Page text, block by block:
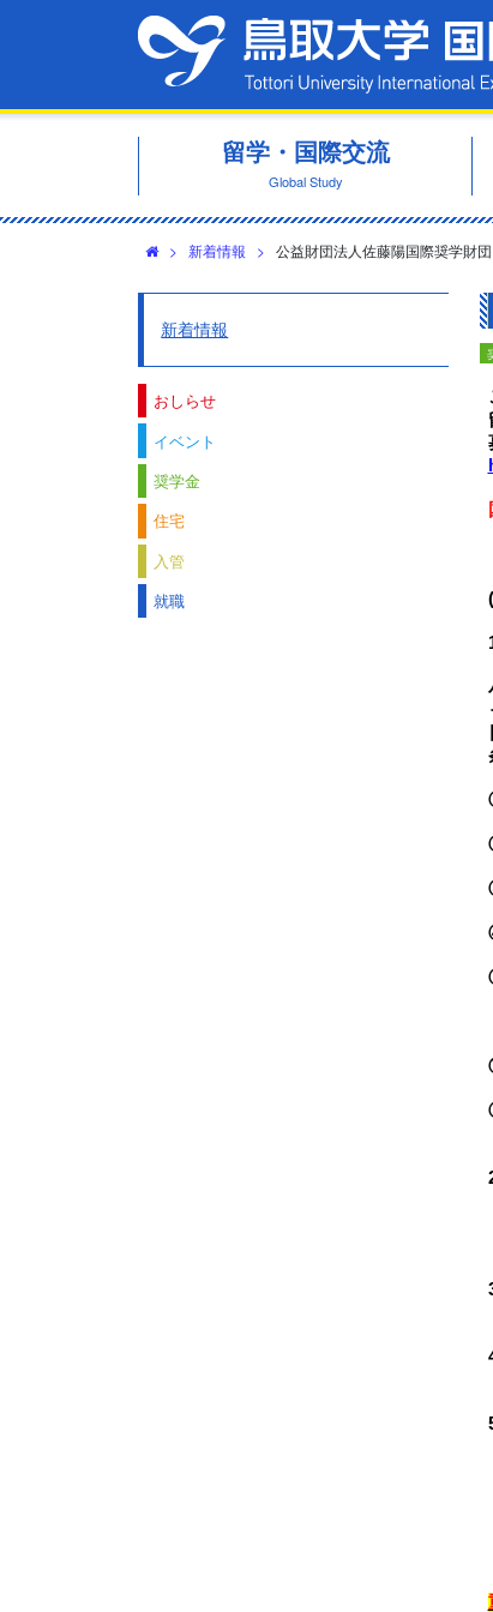
留学・国際交流
Global Study
> 新着情報 > 公益財団法人佐藤陽国際奨学財
(
新着情報
おしらせ
イベント
奨学金
住宅
入管
就職